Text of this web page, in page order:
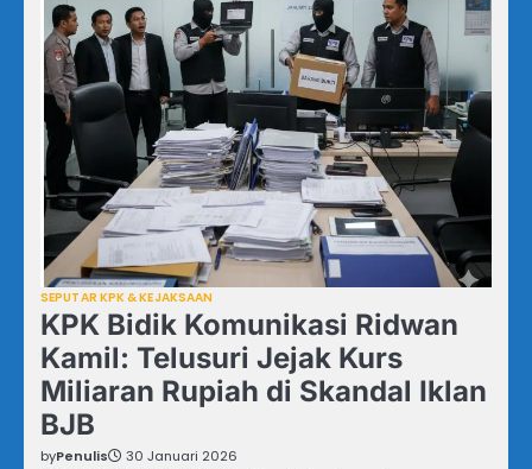
SEPUTAR KPK & KEJAKSAAN
KPK Bidik Komunikasi Ridwan
Kamil: Telusuri Jejak Kurs
Miliaran Rupiah di Skandal Iklan
BJB
byPenulis 30 Januari 2026